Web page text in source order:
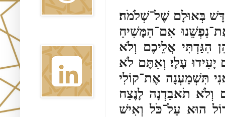
בְּאוּלָם שֶׁל־שְׁלֹמֹה׃
אִם־הַמָּשִׁיחַ
הִגַּדְתִּי אֲלֵיכֶם וְלֹא
עָלָי׃ וְאַתֶּם לֹא
תִּשְׁמַעְנָה אֶת־קוֹלִי
וְלֹא תֹאבַדְנָה לָנֶצַח
הוּא עַל־כֹּל וְאִישׁ